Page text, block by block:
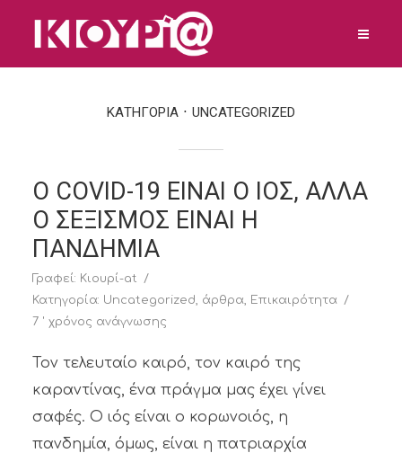
ΚΑΤΗΓΟΡΙΑ UNCATEGORIZED
Ο COVID-19 ΕΙΝΑΙ Ο ΙΟΣ, ΑΛΛΑ
Ο ΣΕΞΙΣΜΟΣ ΕΙΝΑΙ Η
ΠΑΝΔΗΜΙΑ
Γραφεί: Κιουρί-at
Κατηγορία: Uncategorized, άρθρα, Επικαιρότητα
7 ' χρόνος ανάγνωσης
Τον τελευταίο καιρό, τον καιρό της
καραντίνας, ένα πράγμα μας έχει γίνει
σαφές. Ο ιός είναι ο κορωνοιός, η
πανδημία, όμως, είναι η πατριαρχία